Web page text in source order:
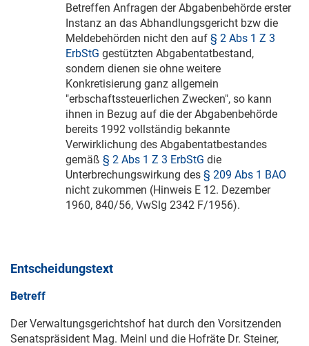
Betreffen Anfragen der Abgabenbehörde erster
Instanz an das Abhandlungsgericht bzw die
Meldebehörden nicht den auf § 2 Abs 1 Z 3
ErbStG gestützten Abgabentatbestand,
sondern dienen sie ohne weitere
Konkretisierung ganz allgemein
"erbschaftssteuerlichen Zwecken", so kann
ihnen in Bezug auf die der Abgabenbehörde
bereits 1992 vollständig bekannte
Verwirklichung des Abgabentatbestandes
gemäß § 2 Abs 1 Z 3 ErbStG die
Unterbrechungswirkung des § 209 Abs 1 BAO
nicht zukommen (Hinweis E 12. Dezember
1960, 840/56, VwSlg 2342 F/1956).
Entscheidungstext
Betreff
Der Verwaltungsgerichtshof hat durch den Vorsitzenden
Senatspräsident Mag. Meinl und die Hofräte Dr. Steiner,